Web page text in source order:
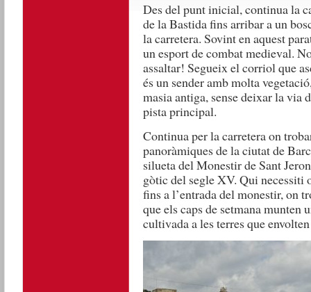
Des del punt inicial, continua la
de la Bastida fins arribar a un
la carretera. Sovint en aquest
un esport de combat medieval.
assaltar! Segueix el corriol que
és un sender amb molta
masia antiga, sense deixar la via
pista principal.
Continua per la carretera on
panoràmiques de la ciutat de
silueta del Monestir de Sant
gòtic del segle XV. Qui necessiti
fins a l’entrada del monestir, on
que els caps de setmana munten
cultivada a les terres que